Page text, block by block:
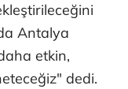
Antalya
etkin,
dedi.